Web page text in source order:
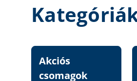
Akciós
csomagok